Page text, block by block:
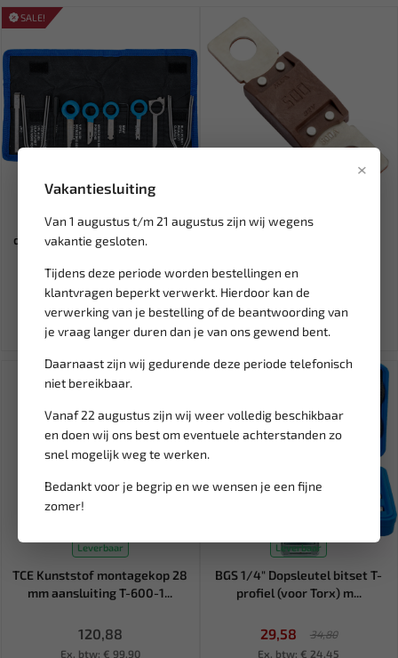
×
Vakantiesluiting
Van 1 augustus t/m 21 augustus zijn wij wegens
vakantie gesloten.
Tijdens deze periode worden bestellingen en
klantvragen beperkt verwerkt. Hierdoor kan de
verwerking van je bestelling of de beantwoording van
je vraag langer duren dan je van ons gewend bent.
Daarnaast zijn wij gedurende deze periode telefonisch
niet bereikbaar.
Vanaf 22 augustus zijn wij weer volledig beschikbaar
en doen wij ons best om eventuele achterstanden zo
snel mogelijk weg te werken.
Bedankt voor je begrip en we wensen je een fijne
zomer!
SALE!
Leverbaar
BGS Radio / navigatie
demontage gereedschap BGS-
19,36
22,80
Ex. btw: € 16,00
MTA Zekering Mega 500A
4,95
Ex. btw: € 4,09
Leverbaar
TCE Kunststof montagekop 28
mm aansluiting T-600-1...
120,88
Ex. btw: € 99,90
SALE!
Leverbaar
BGS 1/4" Dopsleutel bitset T-
profiel (voor Torx) m...
29,58
34,80
Ex. btw: € 24,45